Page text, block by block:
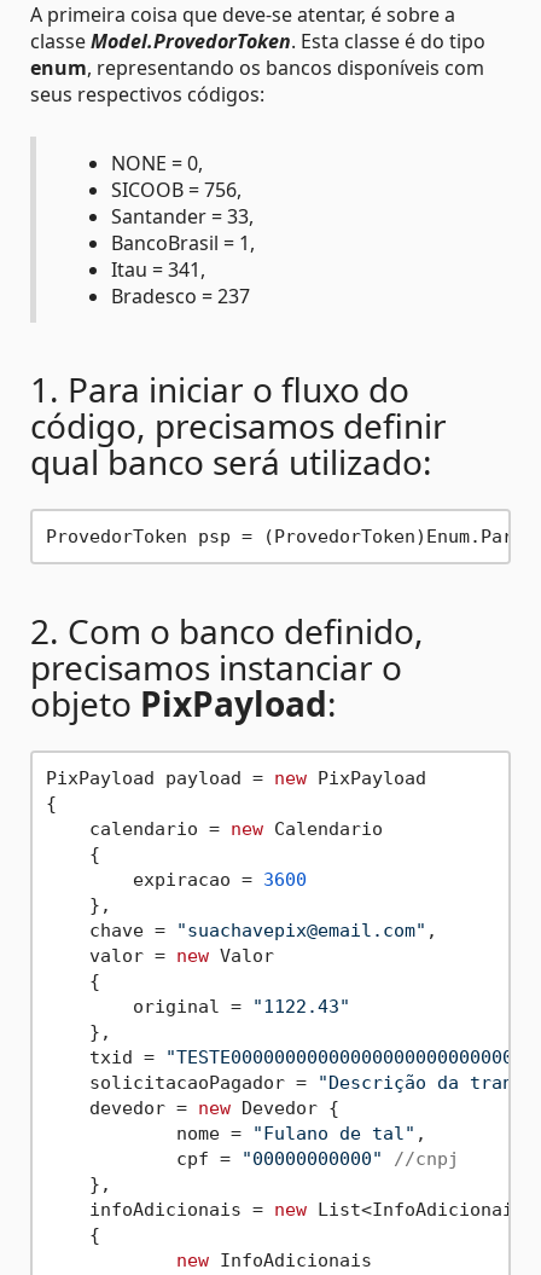
A primeira coisa que deve-se atentar, é sobre a
classeModel.ProvedorToken. Esta classe é do tipo
enum, representando os bancos disponíveis com
seus respectivos códigos:
NONE = 0,
SICOOB = 756,
Santander = 33,
BancoBrasil = 1,
Itau = 341,
Bradesco = 237
1. Para iniciar o fluxo do
código, precisamos definir
qual banco será utilizado:
ProvedorToken psp =
2. Com o banco definido,
precisamos instanciar o
objeto PixPayload:
PixPayload payload = new PixPayload
{
    calendario =
new Calendario
    {
        expiracao =
3600
    },
    chave =
"suachavepix@email.com" ,
    valor =
new Valor
    {
        original =
"1122.43"
    },
    txid =
    solicitacaoPagador =
"Descrição da
    devedor =
new Devedor {
	    nome =
"Fulano de tal" ,
	    cpf =
"00000000000"
//cnpj
    },
    infoAdicionais =
new List<InfoAdicionais>
    {
new InfoAdicionais